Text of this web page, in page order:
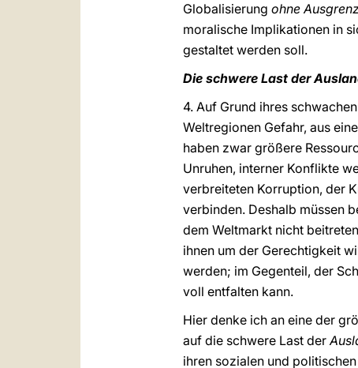
Globalisierung ohne
moralische Implikationen in
gestaltet werden soll.
Die schwere Last der
4. Auf Grund ihres
Weltregionen Gefahr, aus
haben zwar größere
Unruhen, interner Konflikte
verbreiteten Korruption, der
verbinden. Deshalb müssen
dem Weltmarkt nicht
ihnen um der Gerechtigkeit
werden; im Gegenteil, der
voll entfalten kann.
Hier denke ich an eine der
auf die schwere Last der
ihren sozialen und